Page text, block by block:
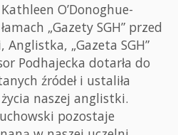
O’Donoghue-
„Gazety SGH” przed
„Gazeta SGH”
Podhajecka dotarła do
źródeł i ustaliła
naszej anglistki.
pozostaje